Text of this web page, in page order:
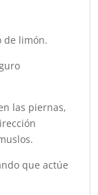
de limón.
las piernas,
que actúe